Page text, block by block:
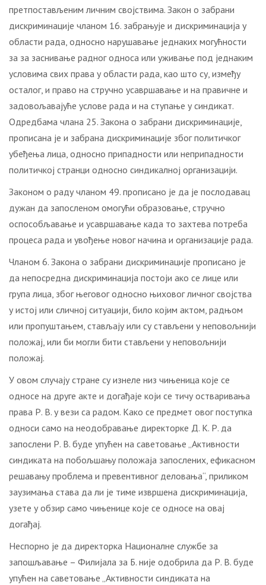
претпостављеним личним својствима. Закон о забрани
дискриминације чланом 16. забрањује и дискриминација у
области рада, односно нарушавање једнаких могућности
за за заснивање радног односа или уживање под једнаким
условима свих права у области рада, као што су, између
осталог, и право на стручно усавршавање и на правичне и
задовољавајуће услове рада и на ступање у синдикат.
Одредбама члана 25. Закона о забрани дискриминације,
прописана је и забрана дискриминације због политичког
убеђења лица, односно припадности или неприпадности
политичкој странци односно синдикалној организацији.
Законом о раду чланом 49. прописано је да је послодавац
дужан да запосленом омогући образовање, стручно
оспособљавање и усавршавање када то захтева потреба
процеса рада и увођење новог начина и организације рада.
Чланом 6. Закона о забрани дискриминације прописано је
да непосредна дискриминација постоји ако се лице или
група лица, због његовог односно њиховог личног својства
у истој или сличној ситуацији, било којим актом, радњом
или пропуштањем, стављају или су стављени у неповољнији
положај, или би могли бити стављени у неповољнији
положај.
У овом случају стране су изнеле низ чињеница које се
односе на друге акте и догађаје који се тичу остваривања
права Р. В. у вези са радом. Како се предмет овог поступка
односи само на неодобравање директорке Д. К. Р. да
запослени Р. В. буде упућен на саветовање „Активности
синдиката на побољшању положаја запослених, ефикасном
решавању проблема и превентивног деловања“, приликом
заузимања става да ли је тиме извршена дискриминација,
узете у обзир само чињенице које се односе на овај
догађај.
Неспорно је да директорка Националне службе за
запошљавање – Филијала за Б. није одобрила да Р. В. буде
упућен на саветовање „Активности синдиката на